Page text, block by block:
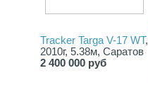
Tracker Targa V-17 WT,
2010г, 5.38м, Саратов
2 400 000 руб